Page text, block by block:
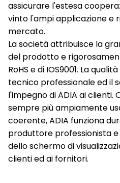
assicurare l'estesa
vinto l'ampi applicazione e
mercato.
La società attribuisce la
del prodotto e
RoHS e di IOS9001. La
tecnico professionale ed il
l'impegno di ADIA ai clienti.
sempre più ampiamente
coerente, ADIA funziona
produttore professionista
dello schermo di
clienti ed ai fornitori.